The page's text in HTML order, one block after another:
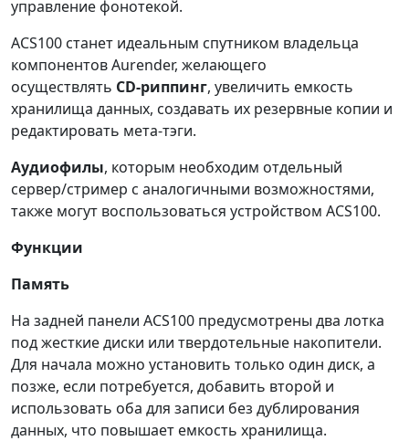
управление фонотекой.
ACS100 станет идеальным спутником владельца
компонентов Aurender, желающего
осуществлять CD-риппинг, увеличить емкость
хранилища данных, создавать их резервные копии и
редактировать мета-тэги.
Аудиофилы, которым необходим отдельный
сервер/стример с аналогичными возможностями,
также могут воспользоваться устройством ACS100.
Функции
Память
На задней панели ACS100 предусмотрены два лотка
под жесткие диски или твердотельные накопители.
Для начала можно установить только один диск, а
позже, если потребуется, добавить второй и
использовать оба для записи без дублирования
данных, что повышает емкость хранилища.